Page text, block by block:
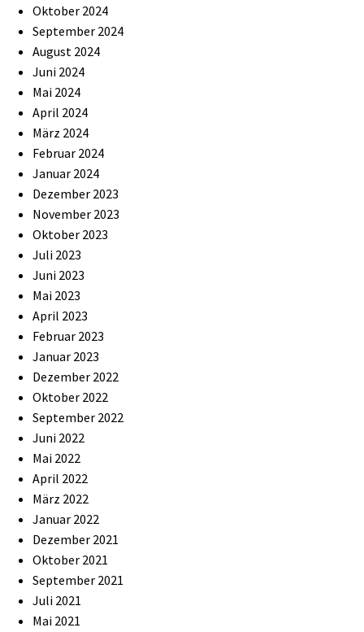
Oktober 2024
September 2024
August 2024
Juni 2024
Mai 2024
April 2024
März 2024
Februar 2024
Januar 2024
Dezember 2023
November 2023
Oktober 2023
Juli 2023
Juni 2023
Mai 2023
April 2023
Februar 2023
Januar 2023
Dezember 2022
Oktober 2022
September 2022
Juni 2022
Mai 2022
April 2022
März 2022
Januar 2022
Dezember 2021
Oktober 2021
September 2021
Juli 2021
Mai 2021